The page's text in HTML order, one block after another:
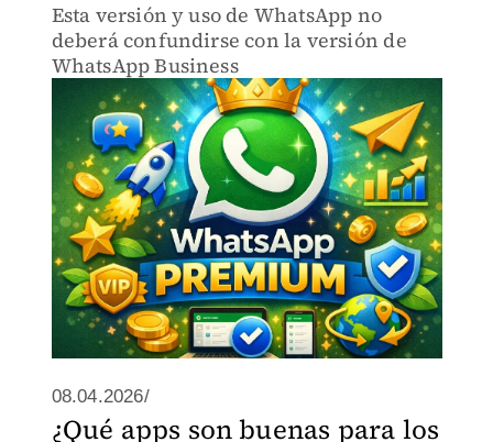
Esta versión y uso de WhatsApp no
deberá confundirse con la versión de
WhatsApp Business
08.04.2026/
¿Qué apps son buenas para los